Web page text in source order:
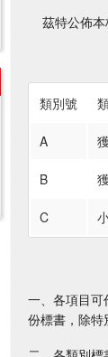
茲特公佈本
類別號
A
B
C
一、各項目
份標書，除特